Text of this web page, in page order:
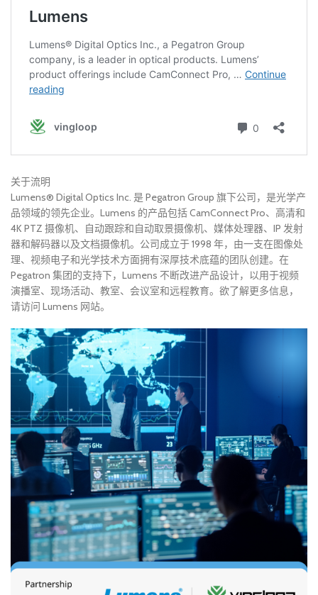
关于流明
Lumens® Digital Optics Inc. 是 Pegatron Group 旗下公司，是光学产
品领域的领先企业。Lumens 的产品包括 CamConnect Pro、高清和
4K PTZ 摄像机、自动跟踪和自动取景摄像机、媒体处理器、IP 发射
器和解码器以及文档摄像机。公司成立于 1998 年，由一支在图像处
理、视频电子和光学技术方面拥有深厚技术底蕴的团队创建。在
Pegatron 集团的支持下，Lumens 不断改进产品设计，以用于视频
演播室、现场活动、教室、会议室和远程教育。欲了解更多信息，
请访问 Lumens 网站。